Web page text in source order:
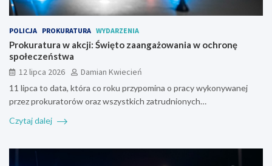
POLICJA PROKURATURA WYDARZENIA
Prokuratura w akcji: Święto zaangażowania w ochronę
społeczeństwa
12 lipca 2026
Damian Kwiecień
11 lipca to data, która co roku przypomina o pracy wykonywanej
przez prokuratorów oraz wszystkich zatrudnionych…
Czytaj dalej